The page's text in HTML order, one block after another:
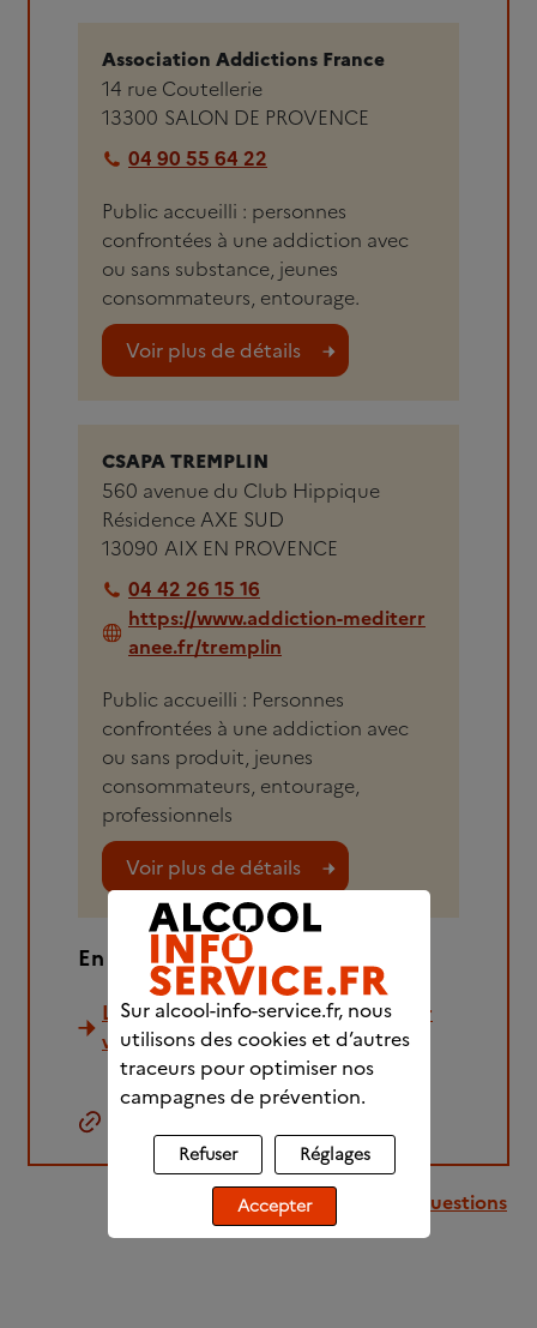
Association Addictions France
14 rue Coutellerie
13300 SALON DE PROVENCE
04 90 55 64 22
Public accueilli : personnes
confrontées à une addiction avec
ou sans substance, jeunes
consommateurs, entourage.
Voir plus de détails
CSAPA TREMPLIN
560 avenue du Club Hippique
Résidence AXE SUD
13090 AIX EN PROVENCE
04 42 26 15 16
https://www.addiction-mediterr
anee.fr/tremplin
Public accueilli : Personnes
confrontées à une addiction avec
ou sans produit, jeunes
consommateurs, entourage,
professionnels
Voir plus de détails
En savoir plus :
L'addiction et ses conséquences sur
votre famille
Retour à la liste des questions
Sur alcool-info-service.fr, nous
utilisons des cookies et d’autres
traceurs pour optimiser nos
campagnes de prévention.
Refuser Réglages
Accepter